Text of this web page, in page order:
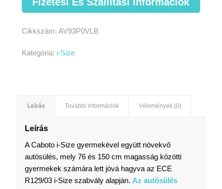
Cikkszám: AV93P0VLB
Kategória: i-Size
Leírás További információk Vélemények (0)
Leírás
A Caboto i-Size gyermekével együtt növekvő
autósülés, mely 76 és 150 cm magasság közötti
gyermekek számára lett jóvá hagyva az ECE
R129/03 i-Size szabvály alapján. Az autósülés